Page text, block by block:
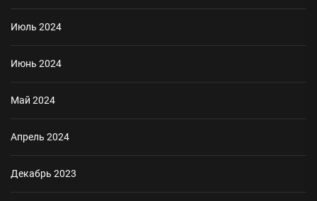
Июль 2024
Июнь 2024
Май 2024
Апрель 2024
Декабрь 2023